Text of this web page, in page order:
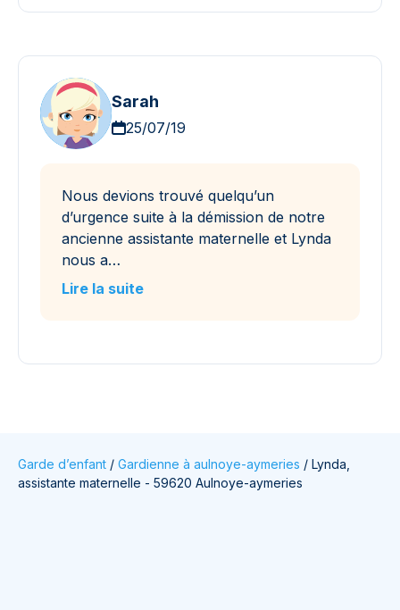
Sarah
25/07/19
Nous devions trouvé quelqu’un
d’urgence suite à la démission de notre
ancienne assistante maternelle et Lynda
nous a…
Lire la suite
Garde d’enfant / Gardienne à aulnoye-aymeries / Lynda,
assistante maternelle - 59620 Aulnoye-aymeries